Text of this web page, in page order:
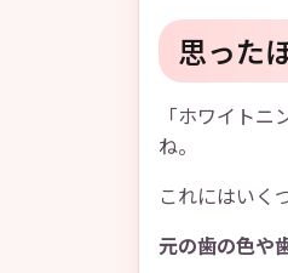
思った
「ホワイト
ね。
これにはいく
元の歯の色や